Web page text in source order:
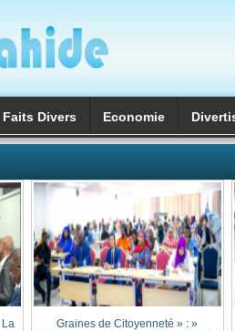
Faits Divers Economie
« Graines de Citoyenneté » :
La